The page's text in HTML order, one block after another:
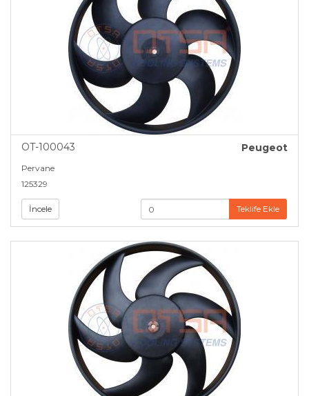
OT-100043 Peugeot
Pervane
125329
İncele Teklife Ekle